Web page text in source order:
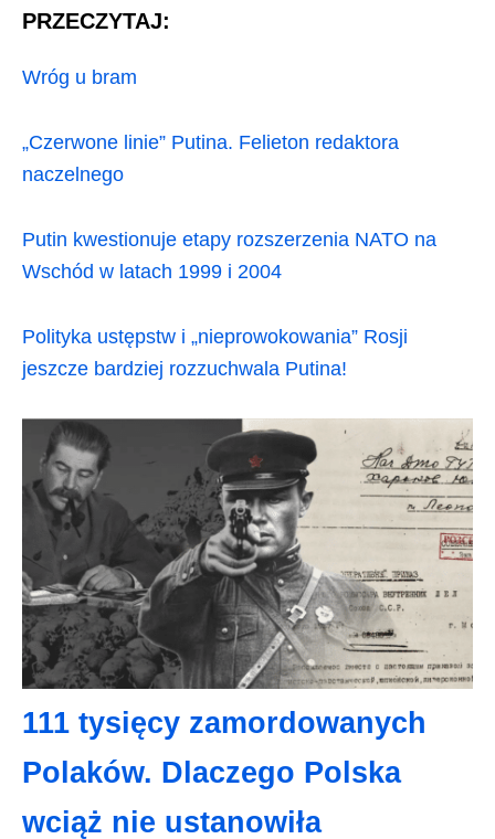
PRZECZYTAJ:
Wróg u bram
„Czerwone linie” Putina. Felieton redaktora
naczelnego
Putin kwestionuje etapy rozszerzenia NATO na
Wschód w latach 1999 i 2004
Polityka ustępstw i „nieprowokowania” Rosji
jeszcze bardziej rozzuchwala Putina!
111 tysięcy zamordowanych
Polaków. Dlaczego Polska
wciąż nie ustanowiła